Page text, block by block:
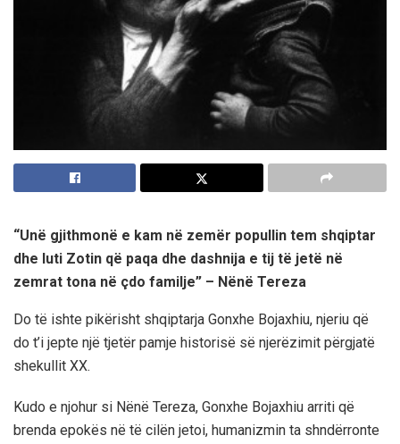
“Unë gjithmonë e kam në zemër popullin tem shqiptar
dhe luti Zotin që paqa dhe dashnija e tij të jetë në
zemrat tona në çdo familje” – Nënë Tereza
Do të ishte pikërisht shqiptarja Gonxhe Bojaxhiu, njeriu që
do t’i jepte një tjetër pamje historisë së njerëzimit përgjatë
shekullit XX.
Kudo e njohur si Nënë Tereza, Gonxhe Bojaxhiu arriti që
brenda epokës në të cilën jetoi, humanizmin ta shndërronte